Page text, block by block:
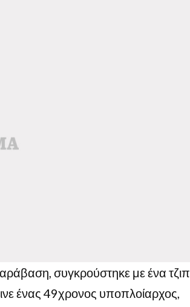
συγκρούστηκε με ένα τζιπ
ένας 49χρονος υποπλοίαρχος,